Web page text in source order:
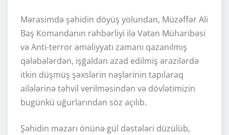
Mərasimdə şəhidin döyüş yolundan, Müzəffər Ali
Baş Komandanın rəhbərliyi ilə Vətən Müharibəsi
və Anti-terror əməliyyatı zamanı qazanılmış
qələbələrdən, işğaldan azad edilmiş ərazilərdə
itkin düşmüş şəxslərin nəşlərinin tapılaraq
ailələrinə təhvil verilməsindən və dövlətimizin
bugünkü uğurlarından söz açılıb.
Şəhidin məzarı önünə gül dəstələri düzülüb,